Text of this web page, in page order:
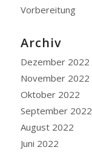
Vorbereitung
Archiv
Dezember 2022
November 2022
Oktober 2022
September 2022
August 2022
Juni 2022